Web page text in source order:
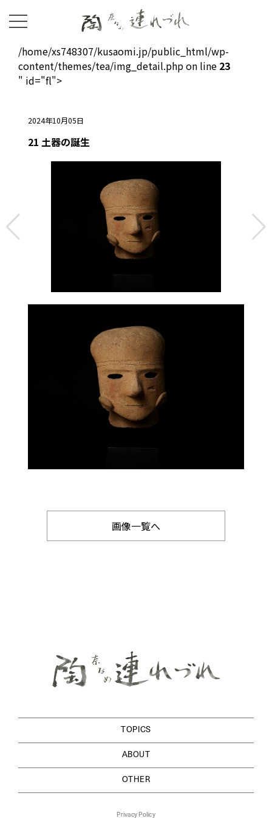
/home/xs748307/kusaomi.jp/public_html/wp-
content/themes/tea/img_detail.php on line 23
" id="fl">
2024年10月05日
21 土器の誕生
画像一覧へ
TOPICS
ABOUT
OTHER
Privacy Policy